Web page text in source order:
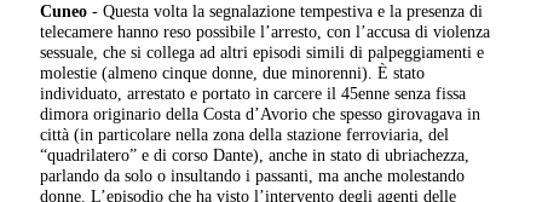
Cuneo - Questa volta la segnalazione tempestiva e la presenza di
telecamere hanno reso possibile l’arresto, con l’accusa di violenza
sessuale, che si collega ad altri episodi simili di palpeggiamenti e
molestie (almeno cinque donne, due minorenni). È stato
individuato, arrestato e portato in carcere il 45enne senza fissa
dimora originario della Costa d’Avorio che spesso girovagava in
città (in particolare nella zona della stazione ferroviaria, del
“quadrilatero” e di corso Dante), anche in stato di ubriachezza,
parlando da solo o insultando i passanti, ma anche molestando
donne. L’episodio che ha visto l’intervento degli agenti delle